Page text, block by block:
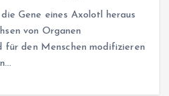
Gene eines Axolotl heraus
von Organen
für den Menschen modifizieren